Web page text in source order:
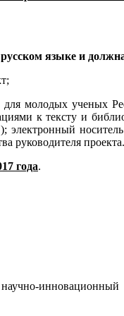
языке и
молодых ученых
к тексту и
электронный
руководителя проекта.
года.